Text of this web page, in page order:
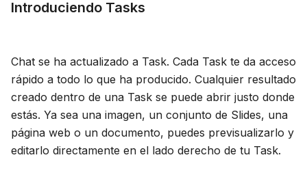
Descargar
Blog
Actualizaciones
Introduciendo Tasks
Chat se ha actualizado a Task. Cada Task te da acceso
rápido a todo lo que ha producido. Cualquier resultado
creado dentro de una Task se puede abrir justo donde
estás. Ya sea una imagen, un conjunto de Slides, una
página web o un documento, puedes previsualizarlo y
editarlo directamente en el lado derecho de tu Task.